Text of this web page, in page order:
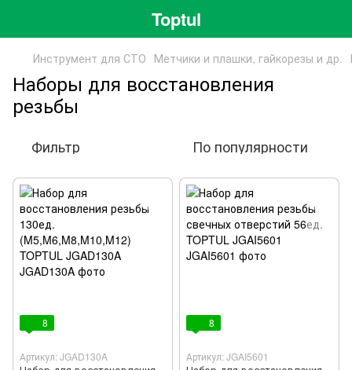
Toptul
Инструмент для СТО Метчики и плашки, гайкорезы и др.
Наборы для восстановления
резьбы
Фильтр По популярности
8
Артикул: JGAD130A
8
Артикул: JGAI5601